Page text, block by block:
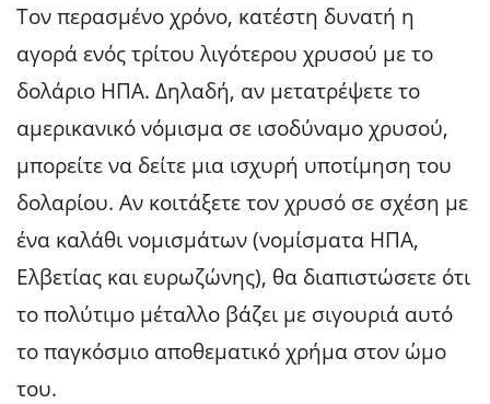
Τον περασμένο χρόνο, κατέστη δυνατή η
αγορά ενός τρίτου λιγότερου χρυσού με το
δολάριο ΗΠΑ. Δηλαδή, αν μετατρέψετε το
αμερικανικό νόμισμα σε ισοδύναμο χρυσού,
μπορείτε να δείτε μια ισχυρή υποτίμηση του
δολαρίου. Αν κοιτάξετε τον χρυσό σε σχέση με
ένα καλάθι νομισμάτων (νομίσματα ΗΠΑ,
Ελβετίας και ευρωζώνης), θα διαπιστώσετε ότι
το πολύτιμο μέταλλο βάζει με σιγουριά αυτό
το παγκόσμιο αποθεματικό χρήμα στον ώμο
του.